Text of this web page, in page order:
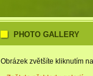
PHOTO GALLERY
Obrázek zvětšíte kliknutím